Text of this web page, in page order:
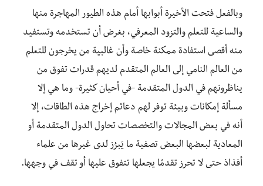
وبالفعل فتحت الأخيرة أبوابها أمام هذه الطيور المهاجرة منها
والساعية للتعلم والتزود المعرفي، بغرض أن تستخدمه وتستفيد
منه أقصى استفادة ممكنة خاصة وأن غالبية من يخرجون للتعلم
من العالم النامي إلى العالم المتقدم لديهم قدرات تفوق من
يناظرونهم في الدول المتقدمة -في أحيان كثيرة- وما هي إلا
مسألة إمكانات وبيئة توفر لهم دعائم إخراج هذه الطاقات، إلا
أنه في بعض المجالات والتخصصات تحاول الدول المتقدمة أو
المعادية لبعضها البعض تصفية ما يَبرُز لدى غيرها من علماء
أفذاذ حتى لا تحرز تقدمًا يجعلها تتفوق عليها أو تقف في وجهها.